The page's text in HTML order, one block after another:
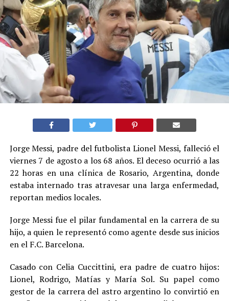
Jorge Messi, padre del futbolista Lionel Messi, falleció el
viernes 7 de agosto a los 68 años. El deceso ocurrió a las
22 horas en una clínica de Rosario, Argentina, donde
estaba internado tras atravesar una larga enfermedad,
reportan medios locales.
Jorge Messi fue el pilar fundamental en la carrera de su
hijo, a quien le representó como agente desde sus inicios
en el F.C. Barcelona.
Casado con Celia Cuccittini, era padre de cuatro hijos:
Lionel, Rodrigo, Matías y María Sol. Su papel como
gestor de la carrera del astro argentino lo convirtió en